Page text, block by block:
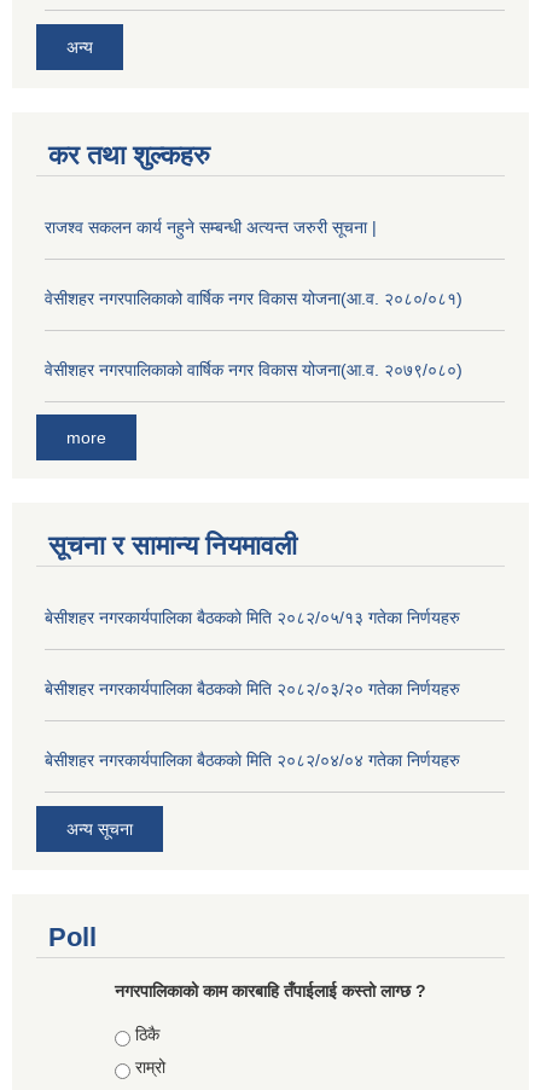
अन्य
कर तथा शुल्कहरु
राजश्व सकलन कार्य नहुने सम्बन्धी अत्यन्त जरुरी सूचना |
वेसीशहर नगरपालिकाको वार्षिक नगर विकास योजना(आ.व. २०८०/०८१)
वेसीशहर नगरपालिकाको वार्षिक नगर विकास योजना(आ.व. २०७९/०८०)
more
सूचना र सामान्य नियमावली
बे‍‍सीशहर नगरकार्यपालिका बैठककाे मिति २०८२/०५/१३ गतेका निर्णयहरु
बे‍‍सीशहर नगरकार्यपालिका बैठककाे मिति २०८२/०३/२० गतेका निर्णयहरु
बे‍‍सीशहर नगरकार्यपालिका बैठककाे मिति २०८२/०४/०४ गतेका निर्णयहरु
अन्य सूचना
Poll
नगरपालिकाको काम कारबाहि तँपाईलाई कस्तो लाग्छ ?
Choices
ठिकै
राम्रो